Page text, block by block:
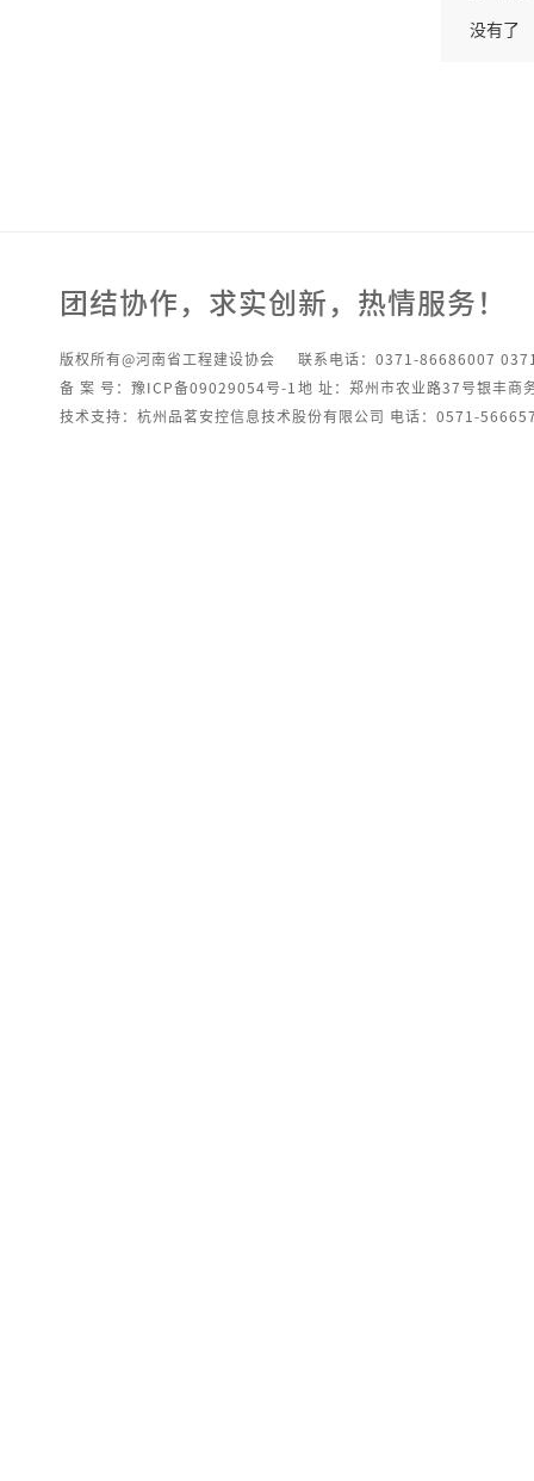
没有了
团结协作，求实创新，热情服务！
版权所有@河南省工程建设协会
联系电话：0371-86686007
备 案 号：豫ICP备09029054号-1 地 址：郑州市农业路37号银丰商
技术支持：杭州品茗安控信息技术股份有限公司 电话：0571-